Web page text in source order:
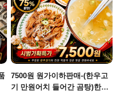
7500원 원가이하판매-(한우고
기 만원어치 들어간 곰탕)한우